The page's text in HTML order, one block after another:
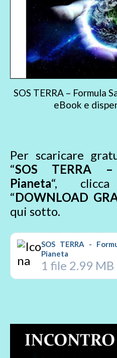
SOS TERRA – Formula
eBook e
Per scaricare
“SOS TERRA
Pianeta“,
“DOWNLOAD
qui sotto.
SOS TERRA -
Pianeta
1 file 2.99 MB